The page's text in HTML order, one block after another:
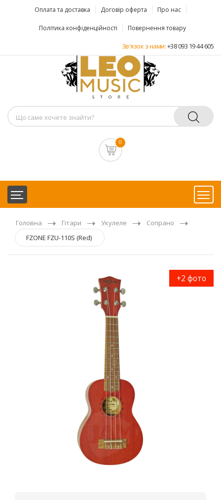
Оплата та доставка Договір оферта Про нас
Політика конфіденційності Повернення товару
Зв'язок з нами:+38 093 19 44 605
0
Головна Гітари Укулеле
Сопрано
FZONE FZU-110S (Red)
+2 фото